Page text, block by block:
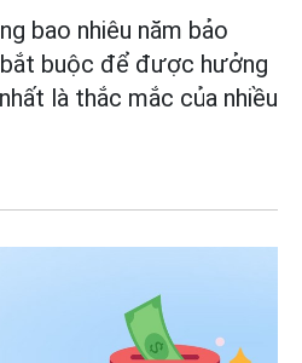
bao nhiêu năm bảo
buộc để được hưởng
là thắc mắc của nhiều